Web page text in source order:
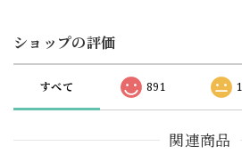
ショップの評価
すべて 891
関連商品